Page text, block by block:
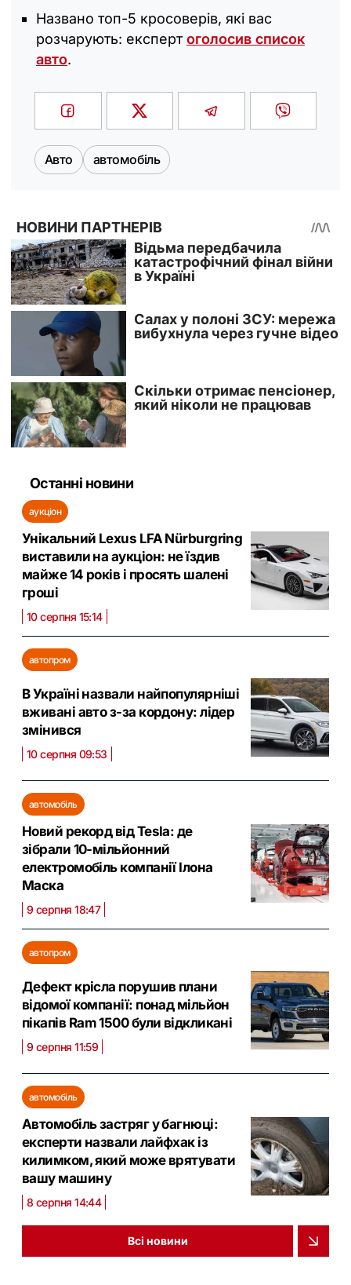
Названо топ-5 кросоверів, які вас
розчарують: експертоголосив список
авто.
Авто автомобіль
Останні новини
аукціон
Унікальний Lexus LFA Nürburgring
виставили на аукціон: не їздив
майже 14 років і просять шалені
гроші
10 серпня 15:14
автопром
В Україні назвали найпопулярніші
вживані авто з-за кордону: лідер
змінився
10 серпня 09:53
автомобіль
Новий рекорд від Tesla: де
зібрали 10-мільйонний
електромобіль компанії Ілона
Маска
9 серпня 18:47
автопром
Дефект крісла порушив плани
відомої компанії: понад мільйон
пікапів Ram 1500 були відкликані
9 серпня 11:59
автомобіль
Автомобіль застряг у багнюці:
експерти назвали лайфхак із
килимком, який може врятувати
вашу машину
8 серпня 14:44
Всі новини